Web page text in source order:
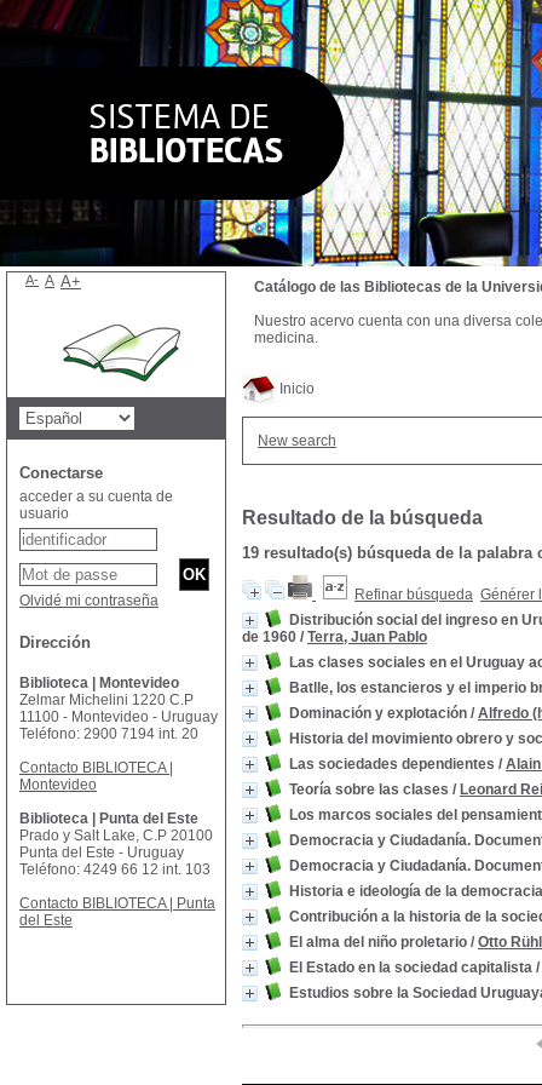
Inicio
New search
Resultado de la búsqueda
19 resultado(s) búsqueda de la palabra
Refinar búsqueda Générer
Distribución social del ingreso en
de 1960 / Terra, Juan Pablo
Las clases sociales en el Uruguay
Batlle, los estancieros y el imperio
Dominación y explotación / Alfredo
Historia del movimiento obrero y
Las sociedades dependientes /
Teoría sobre las clases / Leonard
Los marcos sociales del
Democracia y Ciudadanía.
Democracia y Ciudadanía.
Historia e ideología de la
Contribución a la historia de la
El alma del niño proletario / Otto
El Estado en la sociedad capitalista /
Estudios sobre la Sociedad
Catálogo de las Bibliotecas de la
Nuestro acervo cuenta con una diversa
medicina.
A- A A+
Conectarse
acceder a su cuenta de
usuario
Olvidé mi contraseña
Dirección
Biblioteca | Montevideo
Zelmar Michelini 1220 C.P
11100 - Montevideo - Uruguay
Teléfono: 2900 7194 int. 20
Contacto BIBLIOTECA |
Montevideo
Biblioteca | Punta del Este
Prado y Salt Lake, C.P 20100
Punta del Este - Uruguay
Teléfono: 4249 66 12 int. 103
Contacto BIBLIOTECA | Punta
del Este